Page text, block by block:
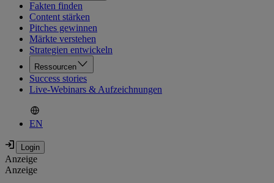
Fakten finden
Content stärken
Pitches gewinnen
Märkte verstehen
Strategien entwickeln
Ressourcen
Success stories
Live-Webinars & Aufzeichnungen
EN
Anzeige
Anzeige